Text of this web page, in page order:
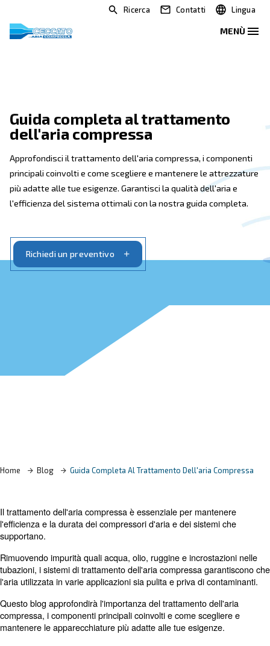
Ricerca Contatti
Guida completa al
dell'aria compressa
Approfondisci il trattamento dell'aria compressa, i
principali coinvolti e come scegliere e mantenere le
più adatte alle tue esigenze. Garantisci la qualità
l'efficienza del sistema ottimali con la nostra guida
Home Blog Guida Completa Al Trattamento Dell'aria